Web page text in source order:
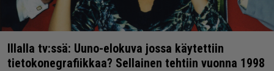
Illalla tv:ssä: Uuno-elokuva jossa käytettiin
tietokonegrafiikkaa? Sellainen tehtiin vuonna 1998